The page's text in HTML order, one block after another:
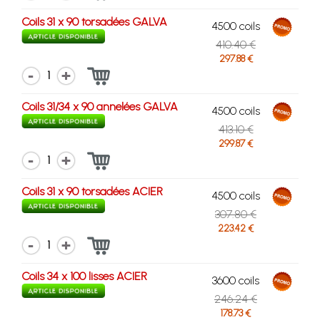
Coils 31 x 90 torsadées GALVA
4500 coils
410.40 €
297.88 €
1
Coils 31/34 x 90 annelées GALVA
4500 coils
413.10 €
299.87 €
1
Coils 31 x 90 torsadées ACIER
4500 coils
307.80 €
223.42 €
1
Coils 34 x 100 lisses ACIER
3600 coils
246.24 €
178.73 €